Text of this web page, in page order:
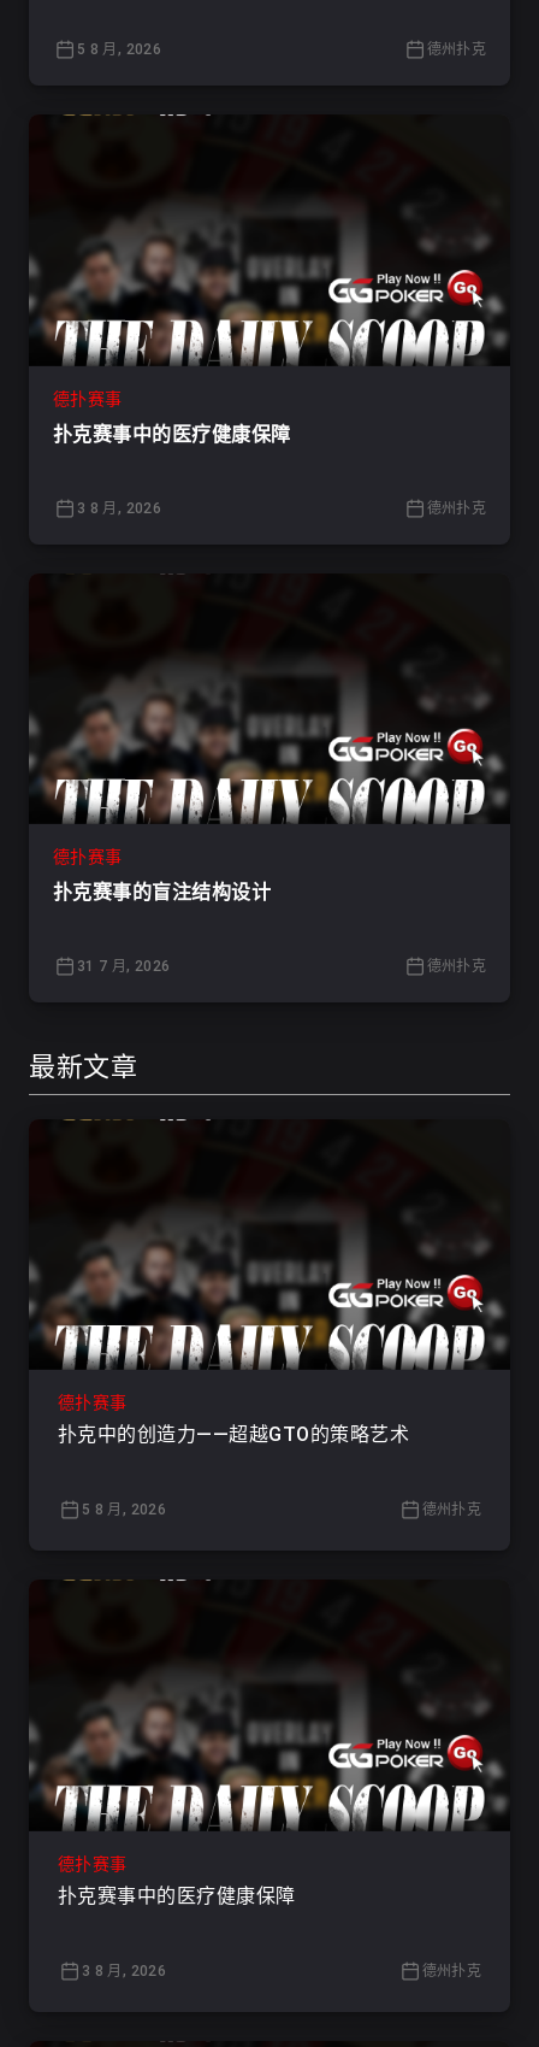
5 8 月, 2026 德州扑克
德扑赛事
扑克赛事中的医疗健康保障
3 8 月, 2026 德州扑克
德扑赛事
扑克赛事的盲注结构设计
31 7 月, 2026 德州扑克
最新文章
德扑赛事
扑克中的创造力——超越GTO的策略艺术
5 8 月, 2026 德州扑克
德扑赛事
扑克赛事中的医疗健康保障
3 8 月, 2026 德州扑克